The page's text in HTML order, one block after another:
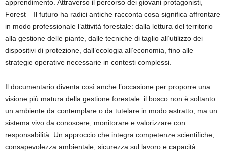
apprendimento. Attraverso il percorso dei giovani protagonisti,
Forest – Il futuro ha radici antiche racconta cosa significa affrontare
in modo professionale l’attività forestale: dalla lettura del territorio
alla gestione delle piante, dalle tecniche di taglio all’utilizzo dei
dispositivi di protezione, dall’ecologia all’economia, fino alle
strategie operative necessarie in contesti complessi.
Il documentario diventa così anche l’occasione per proporre una
visione più matura della gestione forestale: il bosco non è soltanto
un ambiente da contemplare o da tutelare in modo astratto, ma un
sistema vivo da conoscere, monitorare e valorizzare con
responsabilità. Un approccio che integra competenze scientifiche,
consapevolezza ambientale, sicurezza sul lavoro e capacità